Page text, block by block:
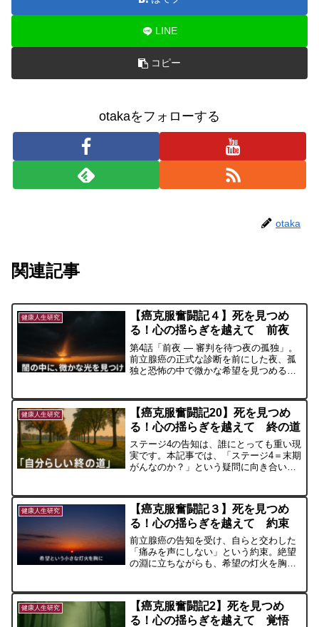
LINE
コピー
otakaをフォローする
otaka
関連記事
健康人生研究
【癌克服奮闘記４】死を見つめ
る！心の揺らぎを越えて 前夜
第4話「前夜 ― 審判を待つ夜の孤独」。
前立腺癌の正式な診断を前にした夜、孤
独と恐怖の中で微かな希望を見つめる心
健康人生研究
【癌克服奮闘記20】死を見つめ
る！心の揺らぎを越えて 終の道
ステージ4の告知は、誰にとっても重い現
実です。本記事では、「ステージ4＝末期
がんなのか？」という疑問に向き合いな
めていきます。不安と共に歩む道の先
に、自分らしい「終の道」を見つけるた
めの一歩を記録した一話です。
健康人生研究
【癌克服奮闘記３】死を見つめ
る！心の揺らぎを越えて 約束
前立腺癌の告知を受け、自らと交わした
「痛みを声にしない」という約束。絶望
の淵に立ちながらも、希望の灯火を胸に
健康人生研究
【癌克服奮闘記2】死を見つめ
る！心の揺らぎを越えて 覚悟